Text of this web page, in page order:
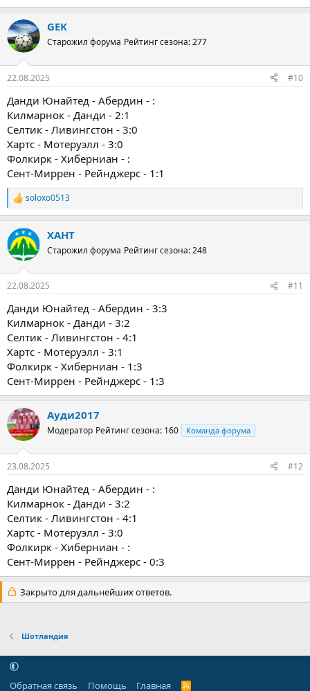
GEK
Старожил форума Рейтинг сезона: 277
22.08.2025 #10
Данди Юнайтед - Абердин - :
Килмарнок - Данди - 2:1
Селтик - Ливингстон - 3:0
Хартс - Мотеруэлл - 3:0
Фолкирк - Хиберниан - :
Сент-Миррен - Рейнджерс - 1:1
Р
е
к
ц
и
soloxo0513
ХАНТ
Старожил форума Рейтинг сезона: 248
22.08.2025 #11
Данди Юнайтед - Абердин - 3:3
Килмарнок - Данди - 3:2
Селтик - Ливингстон - 4:1
Хартс - Мотеруэлл - 3:1
Фолкирк - Хиберниан - 1:3
Сент-Миррен - Рейнджерс - 1:3
Ауди2017
Модератор Рейтинг сезона: 160 Команда форума
23.08.2025 #12
Данди Юнайтед - Абердин - :
Килмарнок - Данди - 3:2
Селтик - Ливингстон - 4:1
Хартс - Мотеруэлл - 3:0
Фолкирк - Хиберниан - :
Сент-Миррен - Рейнджерс - 0:3
Закрыто для дальнейших ответов.
Шотландия
Обратная связь Помощь Главная
R